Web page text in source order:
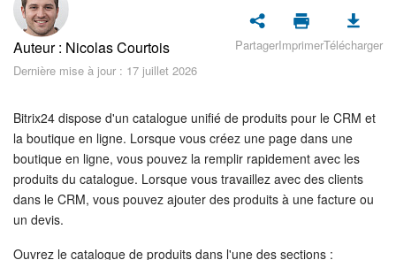
Sécurité dans Bitrix24
Démarrer sur Bitrix24
Actualités
Tâches et projets
Projets IA
Auteur : Nicolas Courtois
Dernière mise à jour : 17 juillet 2026
PartagerImprimerTélécharger
Bitrix24 dispose d'un catalogue unifié de produits pour le CRM et
la boutique en ligne. Lorsque vous créez une page dans une
boutique en ligne, vous pouvez la remplir rapidement avec les
produits du catalogue. Lorsque vous travaillez avec des clients
dans le CRM, vous pouvez ajouter des produits à une facture ou
un devis.
Ouvrez le catalogue de produits dans l'une des sections :